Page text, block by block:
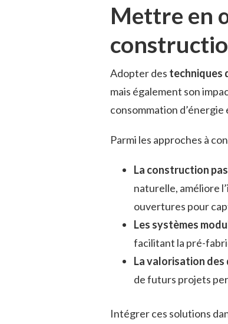
Mettre en
Adopter des techniques
mais également son
consommation
Parmi les approches à
La construction
naturelle, améliore
ouvertures pour
Les systèmes
facilitant la pré-
La valorisation des
de futurs projets
Intégrer ces solutions